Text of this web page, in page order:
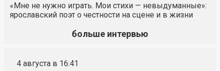
«Мне не нужно играть. Мои стихи — невыдуманные»:
ярославский поэт о честности на сцене и в жизни
больше интервью
4 августа в 16:41